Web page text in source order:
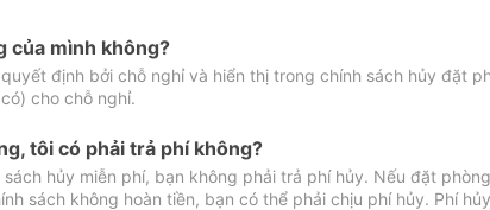
của mình không?
định bởi chỗ nghỉ và hiển thị trong chính sách hủy đặt
cho chỗ nghỉ.
tôi có phải trả phí không?
hủy miễn phí, bạn không phải trả phí hủy. Nếu đặt
sách không hoàn tiền, bạn có thể phải chịu phí hủy. Phí